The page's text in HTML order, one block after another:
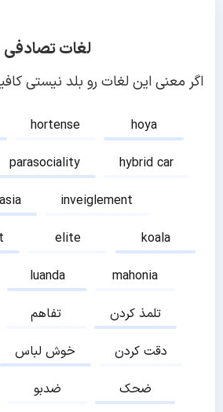
لغات تصادفی
اگر معنی این لغات رو بلد نیستی
hortense
hoya
parasociality
hybrid car
inveiglement
elite
koala
luanda
mahonia
تفاهم
تلمذ کردن
خوش لباس
دقت کردن
ضدبو
ضحک